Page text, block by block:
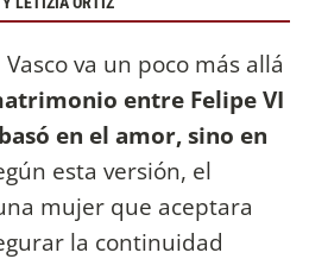
va un poco más allá
entre Felipe VI
en el amor, sino en
esta versión, el
mujer que aceptara
la continuidad